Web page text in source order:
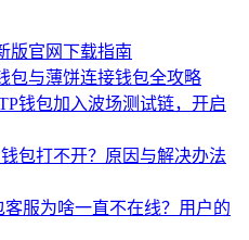
版官网下载指南
包与薄饼连接钱包全攻略
钱包加入波场测试链，开启
包打不开？原因与解决办法
服为啥一直不在线？用户的